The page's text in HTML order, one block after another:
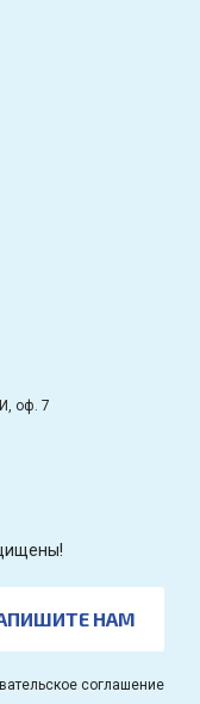
оф. 7
НАМ
соглашение